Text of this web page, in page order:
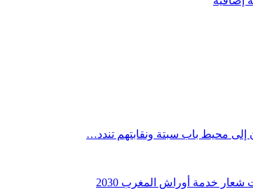
محيط باب سبتة ونقابتهم تندد…
شعار خدمة أوراش المغرب 2030